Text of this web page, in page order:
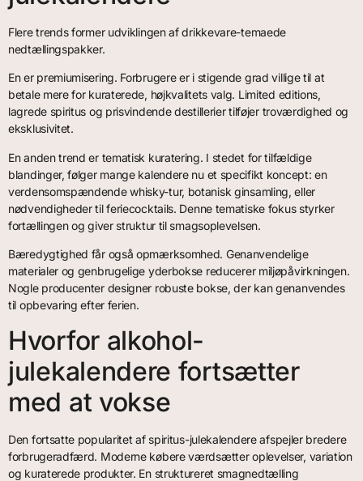
Flere trends former udviklingen af drikkevare-temaede
nedtællingspakker.
En er premiumisering. Forbrugere er i stigende grad villige til at
betale mere for kuraterede, højkvalitets valg. Limited editions,
lagrede spiritus og prisvindende destillerier tilføjer troværdighed og
eksklusivitet.
En anden trend er tematisk kuratering. I stedet for tilfældige
blandinger, følger mange kalendere nu et specifikt koncept: en
verdensomspændende whisky-tur, botanisk ginsamling, eller
nødvendigheder til feriecocktails. Denne tematiske fokus styrker
fortællingen og giver struktur til smagsoplevelsen.
Bæredygtighed får også opmærksomhed. Genanvendelige
materialer og genbrugelige yderbokse reducerer miljøpåvirkningen.
Nogle producenter designer robuste bokse, der kan genanvendes
til opbevaring efter ferien.
Hvorfor alkohol-
julekalendere fortsætter
med at vokse
Den fortsatte popularitet af spiritus-julekalendere afspejler bredere
forbrugeradfærd. Moderne købere værdsætter oplevelser, variation
og kuraterede produkter. En struktureret smagnedtælling